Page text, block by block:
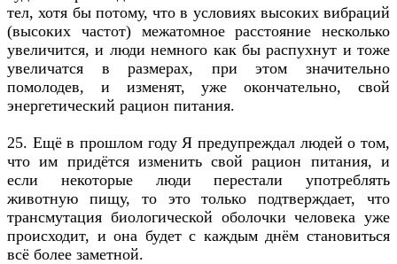
тел, хотя бы потому, что в условиях высоких вибраций
(высоких частот) межатомное расстояние несколько
увеличится, и люди немного как бы распухнут и тоже
увеличатся в размерах, при этом значительно
помолодев, и изменят, уже окончательно, свой
энергетический рацион питания.
25. Ещё в прошлом году Я предупреждал людей о том,
что им придётся изменить свой рацион питания, и
если некоторые люди перестали употреблять
животную пищу, то это только подтверждает, что
трансмутация биологической оболочки человека уже
происходит, и она будет с каждым днём становиться
всё более заметной.